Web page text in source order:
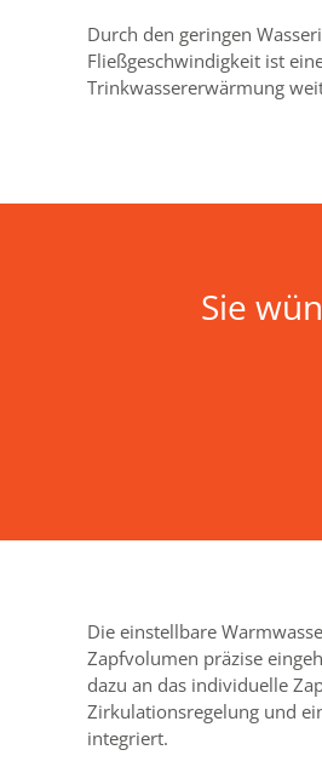
Durch den geringen
Fließgeschwindigkeit ist
Trinkwassererwärmung
Sie
Die einstellbare
Zapfvolumen präzise
dazu an das individuelle
Zirkulationsregelung und
integriert.